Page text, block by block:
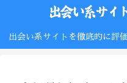
出会い系サイトを徹底的に評